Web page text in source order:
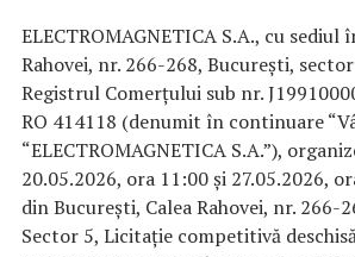
ELECTROMAGNETICA S.A., cu sediul
Rahovei, nr. 266-268, București,
Registrul Comerțului sub nr.
RO 414118 (denumit în continuare
“ELECTROMAGNETICA S.A.”),
20.05.2026, ora 11:00 și 27.05.2026,
din București, Calea Rahovei, nr. 266-
Sector 5, Licitație competitivă